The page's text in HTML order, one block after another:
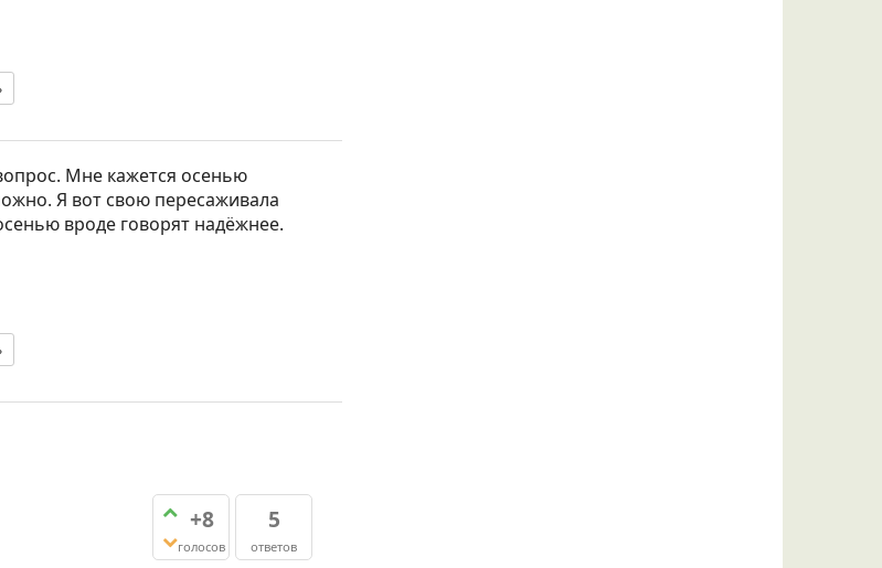
Мне кажется осенью
Я вот свою пересаживала
вроде говорят надёжнее.
+8
голосов
5
ответов